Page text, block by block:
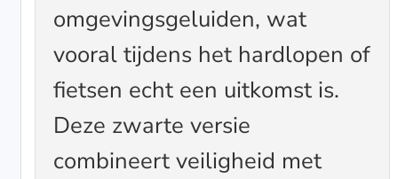
omgevingsgeluiden, wat
vooral tijdens het hardlopen of
fietsen echt een uitkomst is.
Deze zwarte versie
combineert veiligheid met